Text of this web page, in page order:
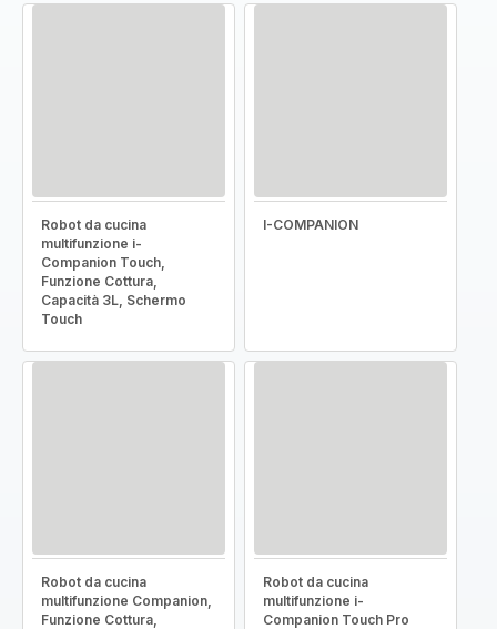
Robot da cucina
multifunzione i-
Companion Touch,
Funzione Cottura,
Capacità 3L, Schermo
Touch
I-COMPANION
Robot da cucina
multifunzione Companion,
Funzione Cottura,
Robot da cucina
multifunzione i-
Companion Touch Pro